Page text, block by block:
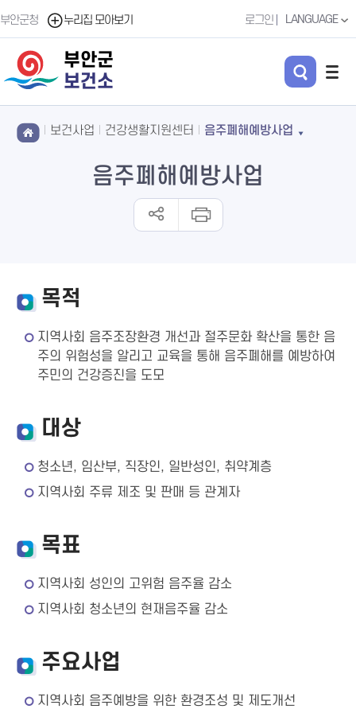
부안군청 누리집 모아보기 로그인 LANGUAGE
부안군
보건소
보건사업 건강생활지원센터 음주폐해예방사업
음주폐해예방사업
목적
지역사회 음주조장환경 개선과 절주문화 확산을 통한 음
주의 위험성을 알리고 교육을 통해 음주폐해를 예방하여
주민의 건강증진을 도모
대상
청소년, 임산부, 직장인, 일반성인, 취약계층
지역사회 주류 제조 및 판매 등 관계자
목표
지역사회 성인의 고위험 음주율 감소
지역사회 청소년의 현재음주율 감소
주요사업
지역사회 음주예방을 위한 환경조성 및 제도개선